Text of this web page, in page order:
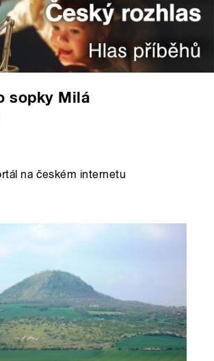
sopky Milá
na českém internetu